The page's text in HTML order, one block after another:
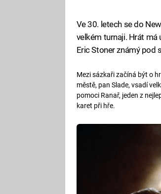
Ve 30. letech se do
velkém turnaji. Hrát
Eric Stoner známý pod
Mezi sázkaři začíná být o
městě, pan Slade, vsadí
pomoci Ranař, jeden z
karet při hře.